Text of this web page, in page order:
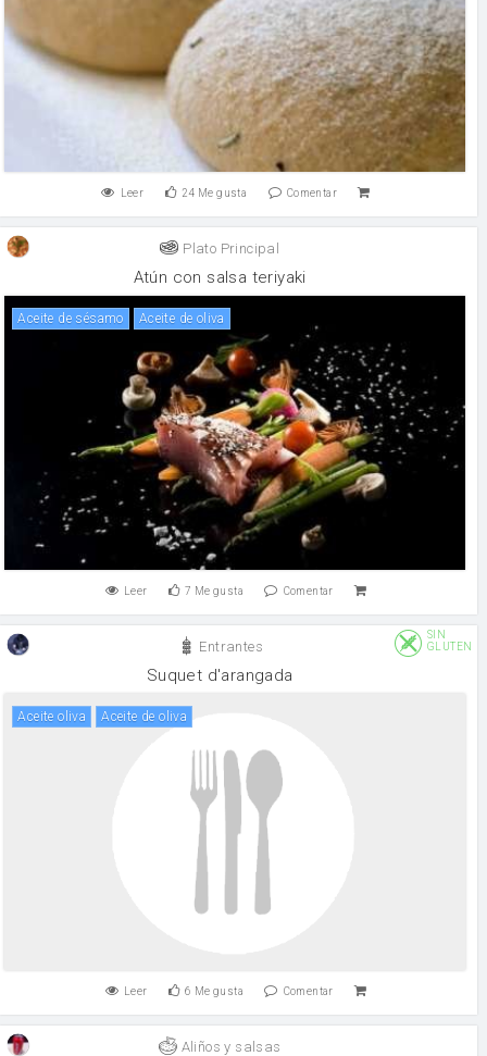
Leer 24 Me gusta Comentar
Plato Principal
Atún con salsa teriyaki
aceite de sésamo aceite de oliva
Leer 7 Me gusta Comentar
Entrantes
SIN
GLUTEN
Suquet d'arangada
aceite oliva aceite de oliva
Leer 6 Me gusta Comentar
Aliños y salsas